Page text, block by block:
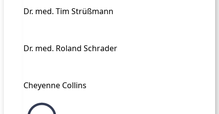
Dr. med. Tim Strüßmann
Dr. med. Roland Schrader
Cheyenne Collins